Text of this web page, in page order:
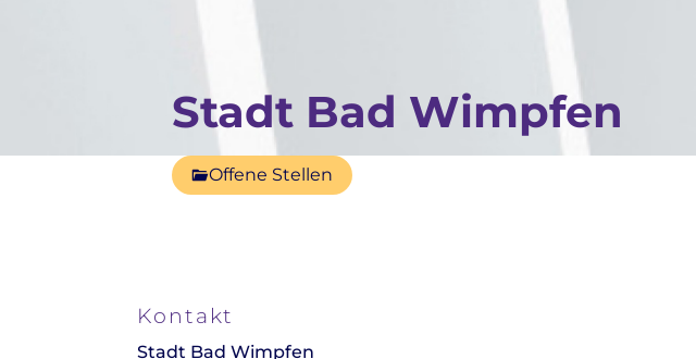
Stadt Bad Wimpfen
Offene Stellen
Kontakt
Stadt Bad Wimpfen